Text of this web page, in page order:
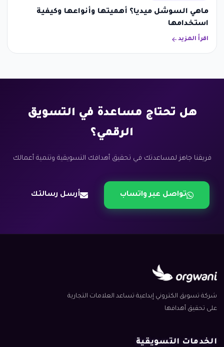
ماهي السوشل ميديا؟ أهميتها وأنواعها وكيفية
استخدامها
اقرأ المزيد
هل تحتاج مساعدة في التسويق
الرقمي؟
فريقنا جاهز لمساعدتك في تحقيق أهدافك التسويقية وتنمية أعمالك
تواصل عبر واتساب أرسل رسالتك
شركة تسويق الكتروني إبداعية تساعد العلامات التجارية
على تحقيق أهدافها
الخدمات التسويقية